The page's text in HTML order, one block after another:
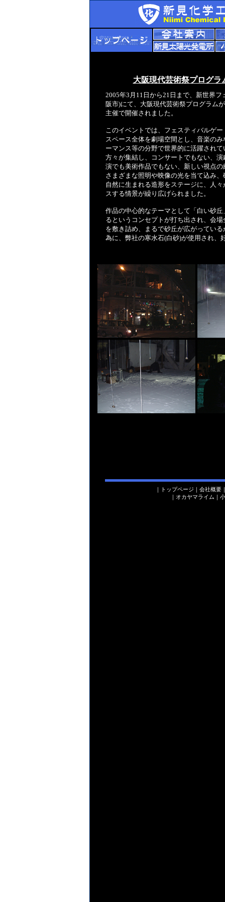
大阪現代芸術祭プログ
2005年3月11日から21日まで、新世界フ
阪市)にて、大阪現代芸術祭プログラム
主催で開催されました。
このイベントでは、フェスティバルゲ
スペース全体を劇場空間とし、音楽の
ーマンス等の分野で世界的に活躍され
方々が集結し、コンサートでもない、
演でも美術作品でもない、新しい視点
さまざまな照明や映像の光を当て込み
自然に生まれる造形をステージに、人
スする情景が繰り広げられました。
作品の中心的なテーマとして「白い砂
るというコンセプトが打ち出され、会
を敷き詰め、まるで砂丘が広がってい
為に、弊社の寒水石(白砂)が使用され、
｜ トップページ ｜ 会社概要
｜ オカヤマライム ｜